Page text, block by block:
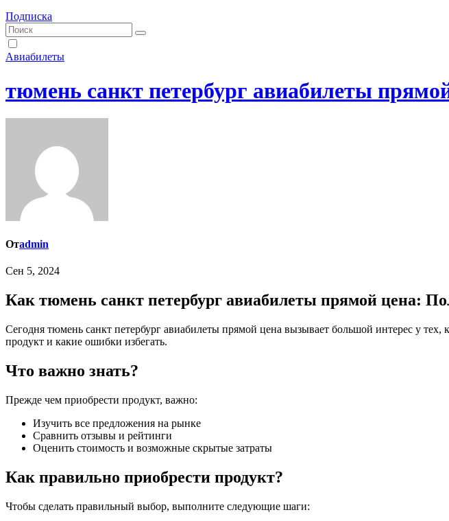
Подписка
Авиабилеты
тюмень санкт петербург авиабилеты
Отadmin
Сен 5, 2024
Как тюмень санкт петербург авиабилеты прямой цена:
Сегодня тюмень санкт петербург авиабилеты прямой цена вызывает большой интерес у тех, кто ищет способ сделать правильный выбор. Мы подробно рассмотрим, как можно приобрести
продукт и какие ошибки избегать.
Что важно знать?
Прежде чем приобрести продукт, важно:
Изучить все предложения на рынке
Сравнить отзывы и рейтинги
Оценить стоимость и возможные скрытые затраты
Как правильно приобрести продукт?
Чтобы сделать правильный выбор, выполните следующие шаги: